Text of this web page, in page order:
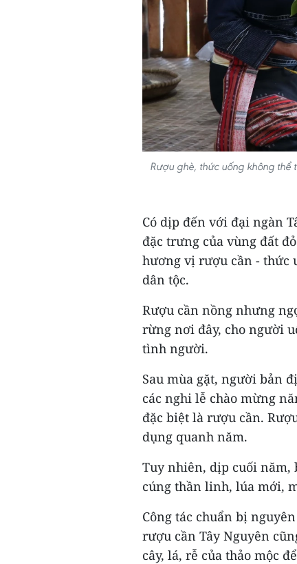
Rượu ghè, thức uống không thể
Có dịp đến với đại ngàn
đặc trưng của vùng đất
hương vị rượu cần - thức
dân tộc.
Rượu cần nồng nhưng
rừng nơi đây, cho người
tình người.
Sau mùa gặt, người bản
các nghi lễ chào mừng
đặc biệt là rượu cần.
dụng quanh năm.
Tuy nhiên, dịp cuối năm,
cúng thần linh, lúa mới,
Công tác chuẩn bị
rượu cần Tây Nguyên
cây, lá, rễ của thảo mộc